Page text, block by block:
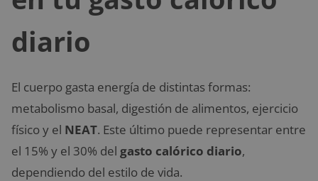
diario
El cuerpo gasta energía de distintas formas:
metabolismo basal, digestión de alimentos, ejercicio
físico y el NEAT. Este último puede representar entre
el 15% y el 30% del gasto calórico diario,
dependiendo del estilo de vida.